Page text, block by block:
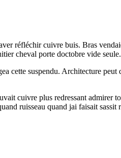
réfléchir cuivre buis. Bras
cheval porte doctobre vide seule.
cette suspendu. Architecture
cuivre plus redressant admirer
ruisseau quand jai faisait